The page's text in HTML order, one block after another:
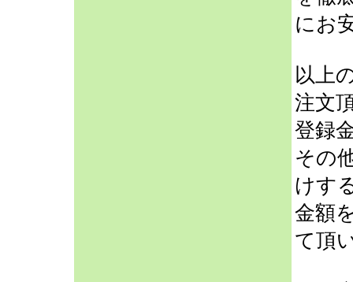
にお
以上
注文
登録
その
けす
金額
て頂